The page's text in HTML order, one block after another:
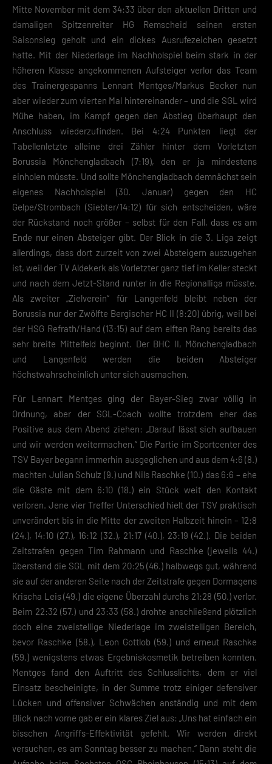
Mitte November mit dem 34:33 über den aktuellen Dritten und
damaligen Spitzenreiter HG Remscheid seinen ersten
Saisonsieg geholt und ein dickes Ausrufezeichen gesetzt
hatte. Mit der Niederlage im Nachholspiel beim stark in der
höheren Klasse angekommenen Aufsteiger verlor das Team
des Trainergespanns Lennart Mentges/Markus Becker nun
aber wieder zum vierten Mal hintereinander – und die SGL wird
Mühe haben, im Kampf gegen den Abstieg überhaupt den
Anschluss wiederzufinden. Bei 4:24 Punkten liegt der
Tabellenletzte alleine drei Zähler hinter dem Vorletzten
Borussia Mönchengladbach (7:19), den er ja mindestens
einholen müsste. Und sollte Mönchengladbach demnächst sein
eigenes Nachholspiel (30. Januar) gegen den HC
Gelpe/Strombach (Siebter/14:12) für sich entscheiden, wäre
der Rückstand noch größer – selbst für den Fall, dass es am
Ende nur einen Absteiger gibt. Der Blick in die 3. Liga zeigt
allerdings, dass dort zurzeit von zwei Absteigern auszugehen
ist, weil der TV Aldekerk als Vorletzter ganz tief im Keller steckt
und nach dem Jetzt-Stand runter in die Regionalliga müsste.
Als zweiter „Zielverein“ für Langenfeld bleibt neben der
Borussia nur der Zwölfte Bergischer HC II (8:20) übrig, weil bei
der HSG Refrath/Hand (13:15) auf dem elften Rang bereits das
sehr breite Mittelfeld beginnt. Der BHC II, Mönchengladbach
und Langenfeld werden die beiden Absteiger
höchstwahrscheinlich unter sich ausmachen.
Für Lennart Mentges ging der Bayer-Sieg zwar völlig in
Ordnung, aber der SGL-Coach wollte trotzdem eher das
Positive aus dem Abend ziehen: „Darauf lässt sich aufbauen
und wir werden weitermachen.“ Die Partie im Sportcenter des
TSV Bayer begann immerhin ausgeglichen und aus dem 4:6 (8.)
machten Julian Schulz (9.) und Nils Raschke (10.) das 6:6 – ehe
die Gäste mit dem 6:10 (18.) ein Stück weit den Kontakt
verloren. Jene vier Treffer Unterschied hielt der TSV praktisch
unverändert bis in die Mitte der zweiten Halbzeit hinein – 12:8
(24.), 14:10 (27.), 16:12 (32.), 21:17 (40.), 23:19 (42.). Die beiden
Zeitstrafen gegen Tim Rahmann und Raschke (jeweils 44.)
überstand die SGL mit dem 20:25 (46.) halbwegs gut, während
sie auf der anderen Seite nach der Zeitstrafe gegen Dormagens
Krischa Leis (49.) die eigene Überzahl durchs 21:28 (50.) verlor.
Beim 22:32 (57.) und 23:33 (58.) drohte anschließend plötzlich
doch eine zweistellige Niederlage im zweistelligen Bereich,
bevor Raschke (58.), Leon Gottlob (59.) und erneut Raschke
(59.) wenigstens etwas Ergebniskosmetik betreiben konnten.
Mentges fand den Auftritt des Schlusslichts, dem er viel
Einsatz bescheinigte, in der Summe trotz einiger defensiver
Lücken und offensiver Schwächen anständig und mit dem
Blick nach vorne gab er ein klares Ziel aus: „Uns hat einfach ein
bisschen Angriffs-Effektivität gefehlt. Wir werden direkt
versuchen, es am Sonntag besser zu machen.“ Dann steht die